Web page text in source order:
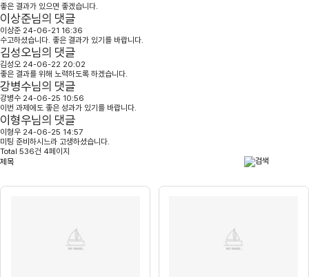
좋은 결과가 있으면 좋겠습니다.
이상준님의 댓글
이상준 24-06-21 16:36
수고하셨습니다. 좋은 결과가 있기를 바랍니다.
김성오님의 댓글
김성오 24-06-22 20:02
좋은 결과를 위해 노력하도록 하겠습니다.
강병수님의 댓글
강병수 24-06-25 10:56
이번 과제에도 좋은 성과가 있기를 바랍니다.
이형우님의 댓글
이형우 24-06-25 14:57
미팅 준비하시느라 고생하셨습니다.
Total 536건 4페이지